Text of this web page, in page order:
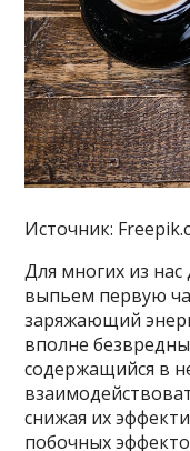
Источник:
Для многих из
выпьем первую
заряжающий
вполне
содержащийся в
снижая их
побочных